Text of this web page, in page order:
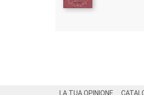
LA TUA OPINIONE